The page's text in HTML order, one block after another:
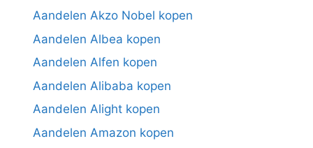
Aandelen Akzo Nobel kopen
Aandelen Albea kopen
Aandelen Alfen kopen
Aandelen Alibaba kopen
Aandelen Alight kopen
Aandelen Amazon kopen